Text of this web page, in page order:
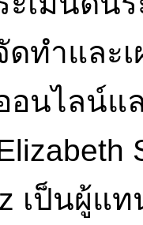
ทำและ
นไลน์แ
เป็นผู้แ